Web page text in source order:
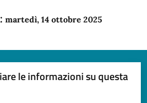
martedì, 14 ottobre 2025
le informazioni su questa